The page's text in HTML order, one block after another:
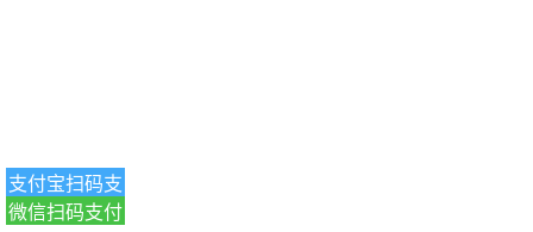
支付宝扫码支
付
微信扫码支付